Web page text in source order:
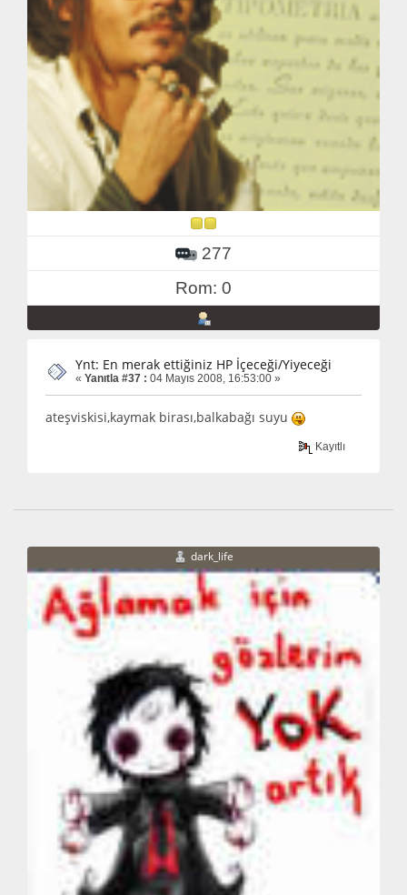
277
Rom: 0
Ynt: En merak ettiğiniz HP İçeceği/Yiyeceği
« Yanıtla #37 : 04 Mayıs 2008, 16:53:00 »
ateşviskisi,kaymak birası,balkabağı suyu
Kayıtlı
dark_life